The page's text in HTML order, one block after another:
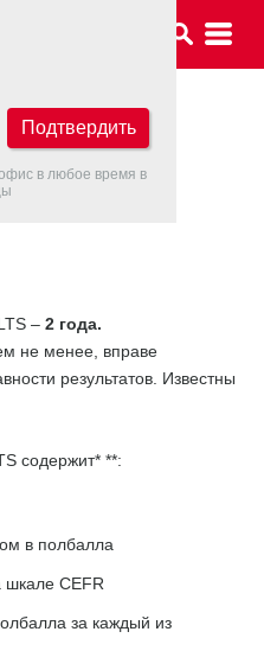
– 2 года.
не менее, вправе
результатов. Известны
содержит* **:
в полбалла
шкале CEFR
за каждый из
Подтвердить
в любое время в